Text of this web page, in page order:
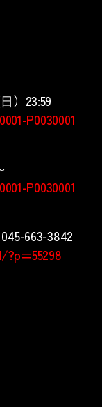
）23:59
P0030001
P0030001
663-3842